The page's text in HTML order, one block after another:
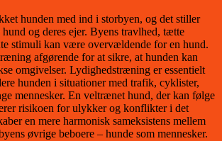
hunden med ind i storbyen, og det stiller
og deres ejer. Byens travlhed, tætte
stimuli kan være overvældende for en hund.
afgørende for at sikre, at hunden kan
omgivelser. Lydighedstræning er essentielt
hunden i situationer med trafik, cyklister,
mennesker. En veltrænet hund, der kan følge
risikoen for ulykker og konflikter i det
en mere harmonisk sameksistens mellem
øvrige beboere – hunde som mennesker.